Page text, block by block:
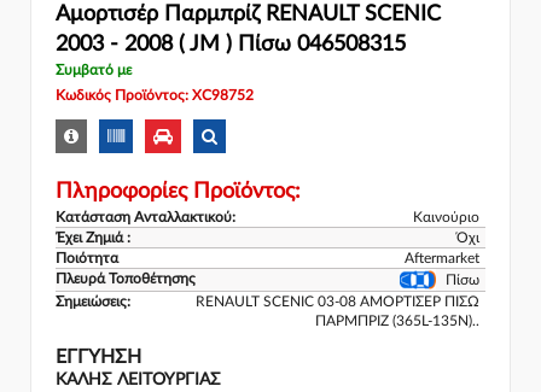
Αμορτισέρ Παρμπρίζ RENAULT SCENIC
2003 - 2008 ( JM ) Πίσω 046508315
Συμβατό με
Κωδικός Προϊόντος: XC98752
Πληροφορίες Προϊόντος:
Κατάσταση Ανταλλακτικού:
Καινούριο
Έχει Ζημιά :
Όχι
Ποιότητα
Aftermarket
Πλευρά Τοποθέτησης
Πίσω
Σημειώσεις:
RENAULT SCENIC 03-08 ΑΜΟΡΤΙΣΕΡ ΠΙΣΩ
ΠΑΡΜΠΡΙΖ (365L-135N)..
ΕΓΓΎΗΣΗ
ΚΑΛΗΣ ΛΕΙΤΟΥΡΓΙΑΣ